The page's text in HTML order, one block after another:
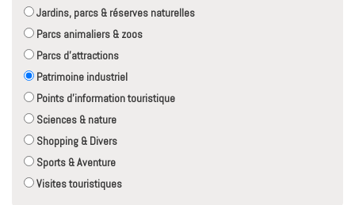
Jardins, parcs & réserves naturelles
Parcs animaliers & zoos
Parcs d'attractions
Patrimoine industriel
Points d'information touristique
Sciences & nature
Shopping & Divers
Sports & Aventure
Visites touristiques